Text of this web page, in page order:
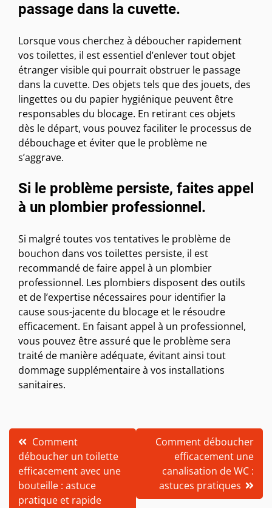
passage dans la cuvette.
Lorsque vous cherchez à déboucher rapidement
vos toilettes, il est essentiel d’enlever tout objet
étranger visible qui pourrait obstruer le passage
dans la cuvette. Des objets tels que des jouets, des
lingettes ou du papier hygiénique peuvent être
responsables du blocage. En retirant ces objets
dès le départ, vous pouvez faciliter le processus de
débouchage et éviter que le problème ne
s’aggrave.
Si le problème persiste, faites appel
à un plombier professionnel.
Si malgré toutes vos tentatives le problème de
bouchon dans vos toilettes persiste, il est
recommandé de faire appel à un plombier
professionnel. Les plombiers disposent des outils
et de l’expertise nécessaires pour identifier la
cause sous-jacente du blocage et le résoudre
efficacement. En faisant appel à un professionnel,
vous pouvez être assuré que le problème sera
traité de manière adéquate, évitant ainsi tout
dommage supplémentaire à vos installations
sanitaires.
Navigation
de
l’article
Comment
déboucher un toilette
efficacement avec une
bouteille : astuce
pratique et rapide
Comment déboucher
efficacement une
canalisation de WC :
astuces pratiques